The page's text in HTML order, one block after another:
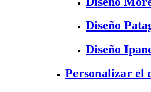
Diseño
Diseño
Personalizar el